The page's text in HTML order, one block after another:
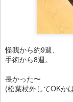
怪我から約9週、
手術から8週。
長かった〜
(松葉杖外してOKか